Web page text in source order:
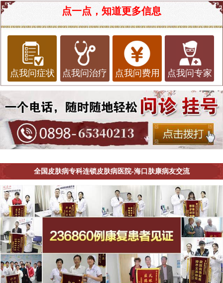
点一点，知道更多信息
点我问症状 点我问治疗 点我问费用 点我问专家
全国皮肤病专科连锁皮肤病医院-海口肤康病友交流